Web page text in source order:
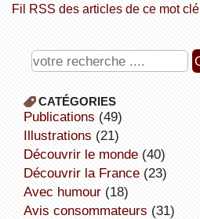
Fil RSS des articles de ce mot clé
CATÉGORIES
publications (49)
illustrations (21)
découvrir le monde(40)
découvrir la France(23)
avec humour(18)
avis consommateurs (31)